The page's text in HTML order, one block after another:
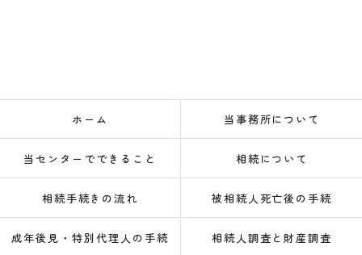
ホーム 当事務所について
当センターでできること 相続について
相続手続きの流れ 被相続人死亡後の手続
成年後見・特別代理人の手続 相続人調査と財産調査